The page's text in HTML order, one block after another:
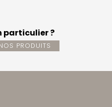
particulier ?
PRODUITS